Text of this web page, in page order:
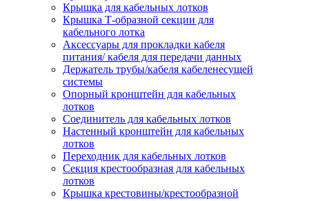
Крышка для кабельных лотков
Крышка Т-образной секции для
кабельного лотка
Аксессуары для прокладки кабеля
питания/ кабеля для передачи данных
Держатель трубы/кабеля кабеленесущей
системы
Опорный кронштейн для кабельных
лотков
Соединитель для кабельных лотков
Настенный кронштейн для кабельных
лотков
Переходник для кабельных лотков
Секция крестообразная для кабельных
лотков
Крышка крестовины/крестообразной